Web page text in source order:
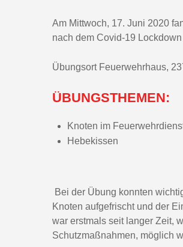
Am Mittwoch, 17. Juni 2020
nach dem Covid-19 Lockdown
Übungsort Feuerwehrhaus,
ÜBUNGSTHEMEN:
Knoten im
Hebekissen
Bei der Übung konnten
Knoten aufgefrischt und der
war erstmals seit langer Zeit,
Schutzmaßnahmen, möglich